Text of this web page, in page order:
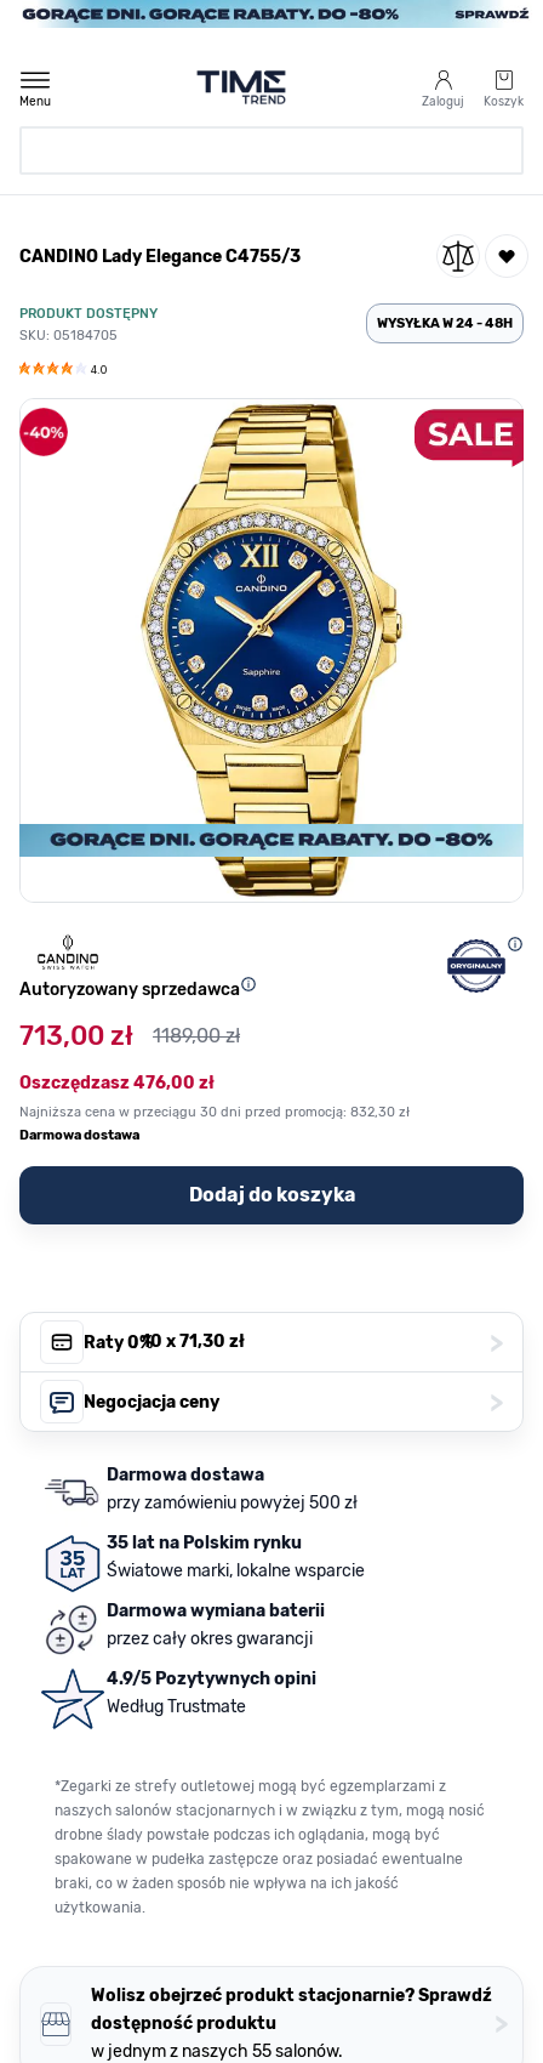
Przejdź do treści
Zaloguj Koszyk
Menu
/
CANDINO Lady Elegance C4755/3
CANDINO Lady Elegance C4755/3
PRODUKT DOSTĘPNY
SKU: 05184705
4.0
WYSYŁKA W 24 - 48H
Autoryzowany sprzedawca
713,00 zł 1189,00 zł
Oszczędzasz476,00 zł
Najniższa cena w przeciągu 30 dni przed promocją: 832,30 zł
Darmowa dostawa
Dodaj do koszyka
Raty 0%, 10 x71,30 zł >
Negocjacja ceny >
Darmowa dostawa
przy zamówieniu powyżej 500 zł
35 lat na Polskim rynku
Światowe marki, lokalne wsparcie
Darmowa wymiana baterii
przez cały okres gwarancji
4.9/5 Pozytywnych opini
Według Trustmate
*Zegarki ze strefy outletowej mogą być egzemplarzami z
naszych salonów stacjonarnych i w związku z tym, mogą nosić
drobne ślady powstałe podczas ich oglądania, mogą być
spakowane w pudełka zastępcze oraz posiadać ewentualne
braki, co w żaden sposób nie wpływa na ich jakość
użytkowania.
Wolisz obejrzeć produkt stacjonarnie? Sprawdź
dostępność produktu
w jednym z naszych 55 salonów.
>